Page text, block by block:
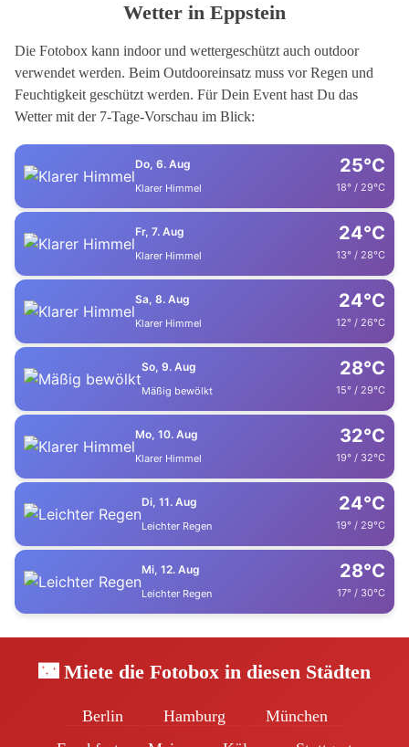
Wetter in Eppstein
Die Fotobox kann indoor und wettergeschützt auch outdoor
verwendet werden. Beim Outdooreinsatz muss vor Regen und
Feuchtigkeit geschützt werden. Für Dein Event hast Du das
Wetter mit der 7-Tage-Vorschau im Blick:
Do, 6. Aug
Klarer Himmel
25°C
18° / 29°C
Fr, 7. Aug
Klarer Himmel
24°C
13° / 28°C
Sa, 8. Aug
Klarer Himmel
24°C
12° / 26°C
So, 9. Aug
Mäßig bewölkt
28°C
15° / 29°C
Mo, 10. Aug
Klarer Himmel
32°C
19° / 32°C
Di, 11. Aug
Leichter Regen
24°C
19° / 29°C
Mi, 12. Aug
Leichter Regen
28°C
17° / 30°C
🌃 Miete die Fotobox in diesen Städten
Berlin Hamburg
München